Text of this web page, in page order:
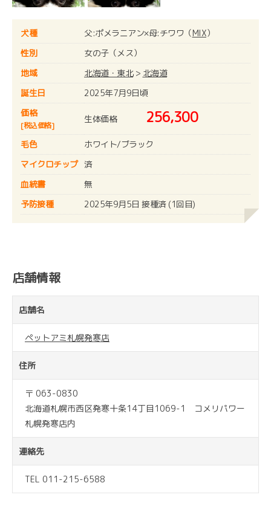
犬種 父:ポメラニアン×母:チワワ（MIX）
性別
女の子（メス）
地域
北海道・東北> 北海道
誕生日
2025年7月9日頃
価格
[税込価格]
生体価格 256,300
毛色
ホワイト/ブラック
マイクロチップ 済
血統書
無
予防接種
2025年9月5日 接種済 (1回目)
店舗情報
店舗名
ペットアミ札幌発寒店
住所
〒 063-0830
北海道札幌市西区発寒十条14丁目1069-1 コメリパワー
札幌発寒店内
連絡先
TEL 011-215-6588